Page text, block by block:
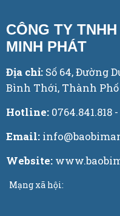
CÔNG TY
MINH PHÁT
Địa chỉ: Số 64, Đường
Bình Thới, Thành
Hotline: 0764.841.818
Email:
Website:
Mạng xã hội: